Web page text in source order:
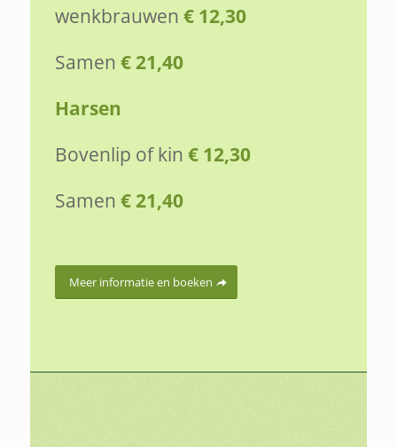
wenkbrauwen€ 12,30
Samen€ 21,40
Harsen
Bovenlip of kin€ 12,30
Samen € 21,40
Meer informatie en boeken